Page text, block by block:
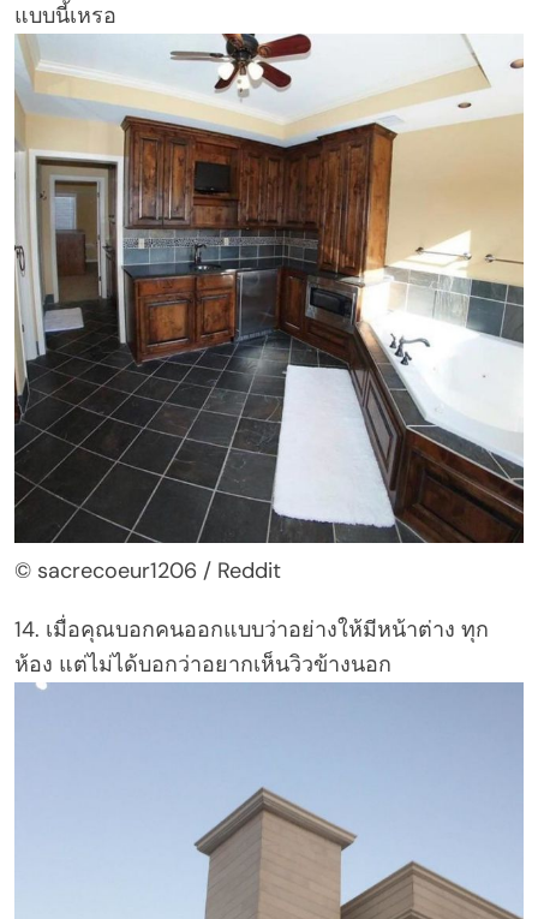
แบบนี้เหรอ
© sacrecoeur1206 / Reddit
14. เมื่อคุณบอกคนออกแบบว่าอย่างให้มีหน้าต่าง ทุก
ห้อง แต่ไม่ได้บอกว่าอยากเห็นวิวข้างนอก